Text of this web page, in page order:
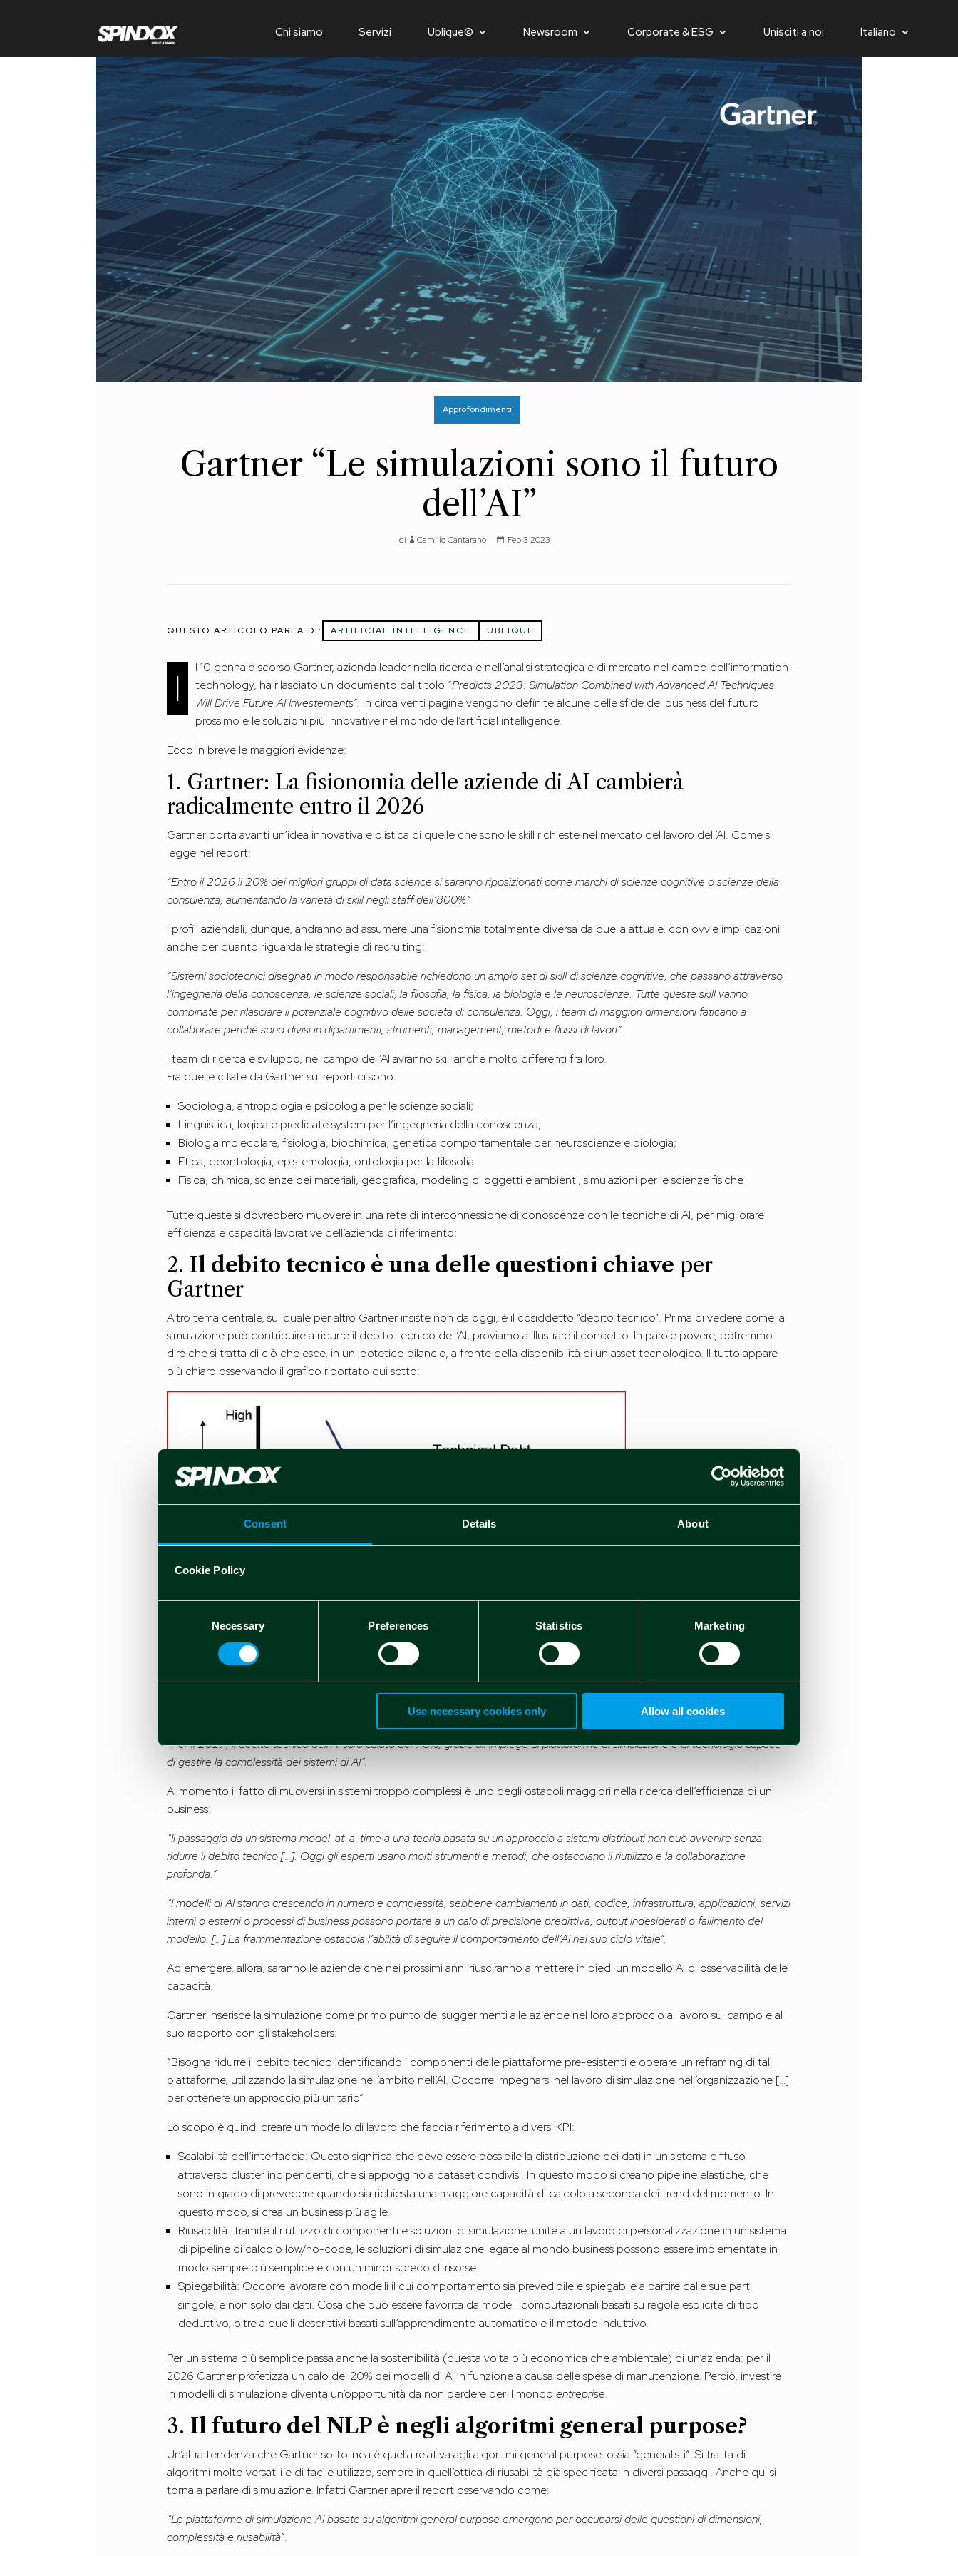
Consent Details About
Cookie Policy
Necessary Preferences Statistics Marketing
Use necessary cookies only Allow all cookies
Chi siamo Servizi Ublique© Newsroom Corporate & ESG Unisciti a noi Italiano
Approfondimenti
Gartner “Le simulazioni sono il futuro
dell’AI”
di Camillo Cantarano Feb 3 2023
QUESTO ARTICOLO PARLA DI: ARTIFICIAL INTELLIGENCE UBLIQUE
I
l 10 gennaio scorso Gartner, azienda leader nella ricerca e nell’analisi strategica e di mercato nel campo dell’information
technology, ha rilasciato un documento dal titolo “Predicts 2023: Simulation Combined with Advanced AI Techniques
Will Drive Future AI Investements”. In circa venti pagine vengono definite alcune delle sfide del business del futuro
prossimo e le soluzioni più innovative nel mondo dell’artificial intelligence.
Ecco in breve le maggiori evidenze:
1. Gartner: La fisionomia delle aziende di AI cambierà
radicalmente entro il 2026
Gartner porta avanti un’idea innovativa e olistica di quelle che sono le skill richieste nel mercato del lavoro dell’AI. Come si
legge nel report:
“Entro il 2026 il 20% dei migliori gruppi di data science si saranno riposizionati come marchi di scienze cognitive o scienze della
consulenza, aumentando la varietà di skill negli staff dell’800%”
I profili aziendali, dunque, andranno ad assumere una fisionomia totalmente diversa da quella attuale, con ovvie implicazioni
anche per quanto riguarda le strategie di recruiting:
“Sistemi sociotecnici disegnati in modo responsabile richiedono un ampio set di skill di scienze cognitive, che passano attraverso
l’ingegneria della conoscenza, le scienze sociali, la filosofia, la fisica, la biologia e le neuroscienze. Tutte queste skill vanno
combinate per rilasciare il potenziale cognitivo delle società di consulenza. Oggi, i team di maggiori dimensioni faticano a
collaborare perché sono divisi in dipartimenti, strumenti, management, metodi e flussi di lavori”.
I team di ricerca e sviluppo, nel campo dell’AI avranno skill anche molto differenti fra loro.
Fra quelle citate da Gartner sul report ci sono:
Sociologia, antropologia e psicologia per le scienze sociali;
Linguistica, logica e predicate system per l’ingegneria della conoscenza;
Biologia molecolare, fisiologia, biochimica, genetica comportamentale per neuroscienze e biologia;
Etica, deontologia, epistemologia, ontologia per la filosofia
Fisica, chimica, scienze dei materiali, geografica, modeling di oggetti e ambienti, simulazioni per le scienze fisiche
Tutte queste si dovrebbero muovere in una rete di interconnessione di conoscenze con le tecniche di AI, per migliorare
efficienza e capacità lavorative dell’azienda di riferimento;
2. Il debito tecnico è una delle questioni chiave per
Gartner
Altro tema centrale, sul quale per altro Gartner insiste non da oggi, è il cosiddetto “debito tecnico”. Prima di vedere come la
simulazione può contribuire a ridurre il debito tecnico dell’AI, proviamo a illustrare il concetto. In parole povere, potremmo
dire che si tratta di ciò che esce, in un ipotetico bilancio, a fronte della disponibilità di un asset tecnologico. Il tutto appare
più chiaro osservando il grafico riportato qui sotto:
Fonte: Jonathan Bloom, Monetize Technical Debt, 25 marzo 2011
“Per il 2027, il debito tecnico dell’AI sarà calato del 70%, grazie all’impiego di piattaforme di simulazione e di tecnologia capace
di gestire la complessità dei sistemi di AI”.
Al momento il fatto di muoversi in sistemi troppo complessi è uno degli ostacoli maggiori nella ricerca dell’efficienza di un
business:
“Il passaggio da un sistema model-at-a-time a una teoria basata su un approccio a sistemi distribuiti non può avvenire senza
ridurre il debito tecnico […]. Oggi gli esperti usano molti strumenti e metodi, che ostacolano il riutilizzo e la collaborazione
profonda.”
“I modelli di AI stanno crescendo in numero e complessità, sebbene cambiamenti in dati, codice, infrastruttura, applicazioni, servizi
interni o esterni o processi di business possono portare a un calo di precisione predittiva, output indesiderati o fallimento del
modello. […] La frammentazione ostacola l’abilità di seguire il comportamento dell’AI nel suo ciclo vitale”.
Ad emergere, allora, saranno le aziende che nei prossimi anni riusciranno a mettere in piedi un modello AI di osservabilità delle
capacità.
Gartner inserisce la simulazione come primo punto dei suggerimenti alle aziende nel loro approccio al lavoro sul campo e al
suo rapporto con gli stakeholders:
“Bisogna ridurre il debito tecnico identificando i componenti delle piattaforme pre-esistenti e operare un reframing di tali
piattaforme, utilizzando la simulazione nell’ambito nell’AI. Occorre impegnarsi nel lavoro di simulazione nell’organizzazione […]
per ottenere un approccio più unitario”
Lo scopo è quindi creare un modello di lavoro che faccia riferimento a diversi KPI:
Scalabilità dell’interfaccia: Questo significa che deve essere possibile la distribuzione dei dati in un sistema diffuso
attraverso cluster indipendenti, che si appoggino a dataset condivisi. In questo modo si creano pipeline elastiche, che
sono in grado di prevedere quando sia richiesta una maggiore capacità di calcolo a seconda dei trend del momento. In
questo modo, si crea un business più agile.
Riusabilità: Tramite il riutilizzo di componenti e soluzioni di simulazione, unite a un lavoro di personalizzazione in un sistema
di pipeline di calcolo low/no-code, le soluzioni di simulazione legate al mondo business possono essere implementate in
modo sempre più semplice e con un minor spreco di risorse.
Spiegabilità: Occorre lavorare con modelli il cui comportamento sia prevedibile e spiegabile a partire dalle sue parti
singole, e non solo dai dati. Cosa che può essere favorita da modelli computazionali basati su regole esplicite di tipo
deduttivo, oltre a quelli descrittivi basati sull’apprendimento automatico e il metodo induttivo.
Per un sistema più semplice passa anche la sostenibilità (questa volta più economica che ambientale) di un’azienda: per il
2026 Gartner profetizza un calo del 20% dei modelli di AI in funzione a causa delle spese di manutenzione. Perciò, investire
in modelli di simulazione diventa un’opportunità da non perdere per il mondoentreprise.
3. Il futuro del NLP è negli algoritmi general purpose?
Un’altra tendenza che Gartner sottolinea è quella relativa agli algoritmi general purpose, ossia “generalisti”. Si tratta di
algoritmi molto versatili e di facile utilizzo, sempre in quell’ottica di riusabilità già specificata in diversi passaggi. Anche qui si
torna a parlare di simulazione. Infatti Gartner apre il report osservando come:
“Le piattaforme di simulazione AI basate su algoritmi general purpose emergono per occuparsi delle questioni di dimensioni,
complessità e riusabilità”.